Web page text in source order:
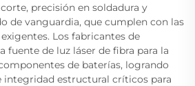
precisión en soldadura y
de vanguardia, que cumplen con las
Los fabricantes de
fuente de luz láser de fibra para la
de baterías, logrando
integridad estructural críticos para